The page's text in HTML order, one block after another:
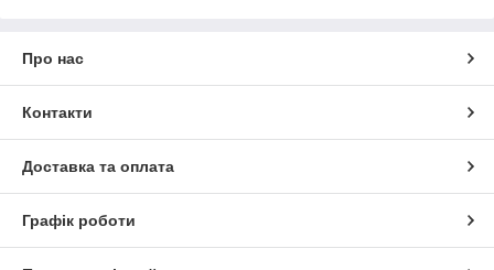
Про нас
Контакти
Доставка та оплата
Графік роботи